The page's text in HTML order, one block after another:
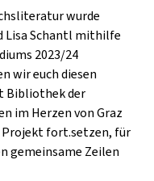
wurde
Lisa Schantl mithilfe
2023/24
wir euch diesen
Bibliothek der
im Herzen von Graz
Projekt fort.setzen, für
gemeinsame Zeilen